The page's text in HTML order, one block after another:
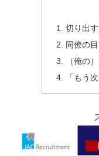
切り出
同僚の
（俺の
「もう